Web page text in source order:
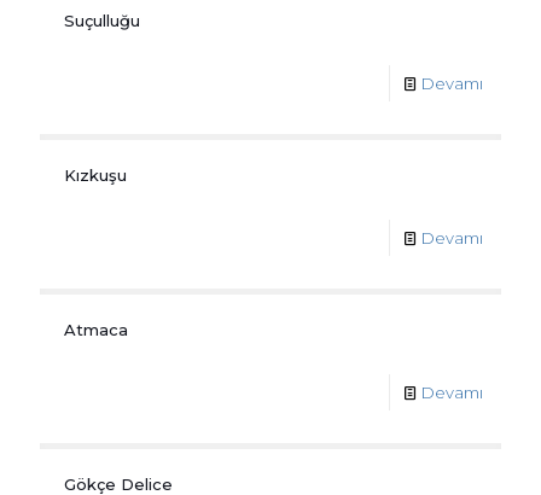
Suçulluğu
Devamı
Kızkuşu
Devamı
Atmaca
Devamı
Gökçe Delice